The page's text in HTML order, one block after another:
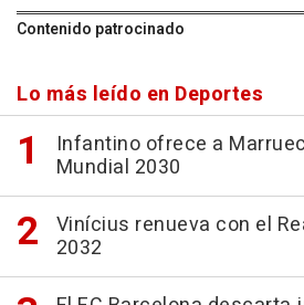
Contenido patrocinado
Lo más leído en Deportes
Infantino ofrece a
Mundial 2030
Vinícius renueva con el
2032